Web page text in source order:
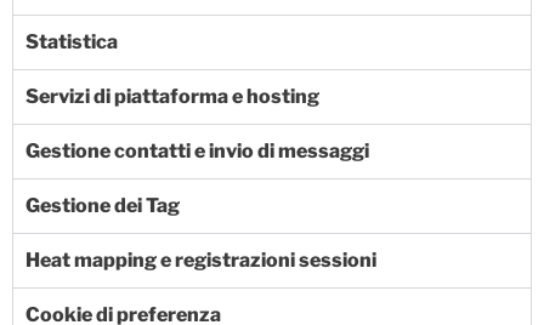
Statistica
Servizi di piattaforma e hosting
Gestione contatti e invio di messaggi
Gestione dei Tag
Heat mapping e registrazioni sessioni
Cookie di preferenza